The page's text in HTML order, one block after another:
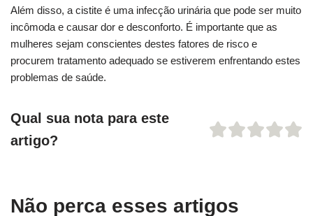
Além disso, a cistite é uma infecção urinária que pode ser muito
incômoda e causar dor e desconforto. É importante que as
mulheres sejam conscientes destes fatores de risco e
procurem tratamento adequado se estiverem enfrentando estes
problemas de saúde.
Qual sua nota para este
artigo?
Não perca esses artigos